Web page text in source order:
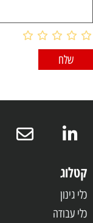
קטלוג
כלי גינון
כלי עבודה